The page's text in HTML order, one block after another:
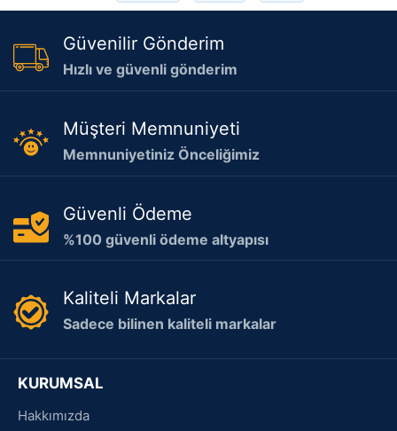
Güvenilir Gönderim
Hızlı ve güvenli gönderim
Müşteri Memnuniyeti
Memnuniyetiniz Önceliğimiz
Güvenli Ödeme
%100 güvenli ödeme altyapısı
Kaliteli Markalar
Sadece bilinen kaliteli markalar
KURUMSAL
Hakkımızda